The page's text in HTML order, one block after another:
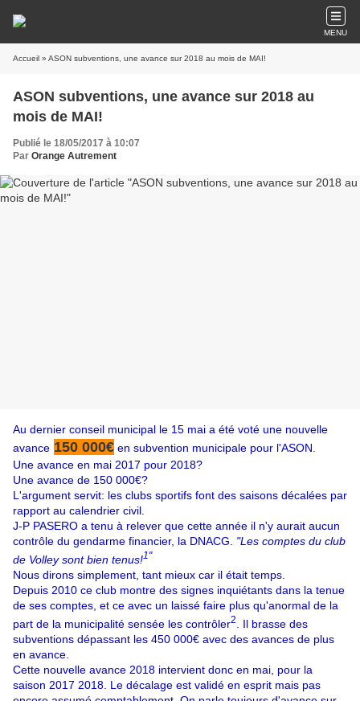
MENU
Accueil » ASON subventions, une avance sur 2018 au mois de MAI!
ASON subventions, une avance sur 2018 au
mois de MAI!
Publié le 18/05/2017 à 10:07
Par Orange Autrement
Au dernier conseil municipal le 15 mai a été voté une nouvelle
avance 150 000€ en subvention municipale pour l'ASON.
Une avance en mai 2017 pour 2018?
Une avance de 150 000€?
L'argument servit: les clubs sportifs font des saisons décalées par
rapport au calendrier civil.
J-P PASERO a tenu à relever que cette année il n'y aurait aucun
contrôle du gendarme financier, la DNACG. "Les comptes du club
de Volley sont bien tenus!1"
Nous dirons simplement, tant mieux car il était temps.
Depuis 2010 ce club montre des signes inquiétants dans la tenue
de ses comptes, et ce avec un laissé faire plus qu'anormal de la
part de la municipalité sensée les contrôler2
. Il brasse des
subventions dépassant les 450 000€ avec des avances de plus
en avance.
Cette nouvelle avance 2018 intervient donc en mai, pour la
saison 2017 2018. Le décalage est validé en esprit mais pas